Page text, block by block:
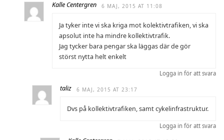
Kalle Centergren 6 MAJ, 2015 AT 11:08
Ja tyker inte vi ska kriga mot kolektivtrafiken, vi ska
apsolut inte ha mindre kollektivtrafik.
Jag tycker bara pengar ska läggas där de gör
störst nytta helt enkelt
Logga in för att svara
taliz 6 MAJ, 2015 AT 23:17
Dvs på kollektivtrafiken, samt cykelinfrastruktur.
Logga in för att svara